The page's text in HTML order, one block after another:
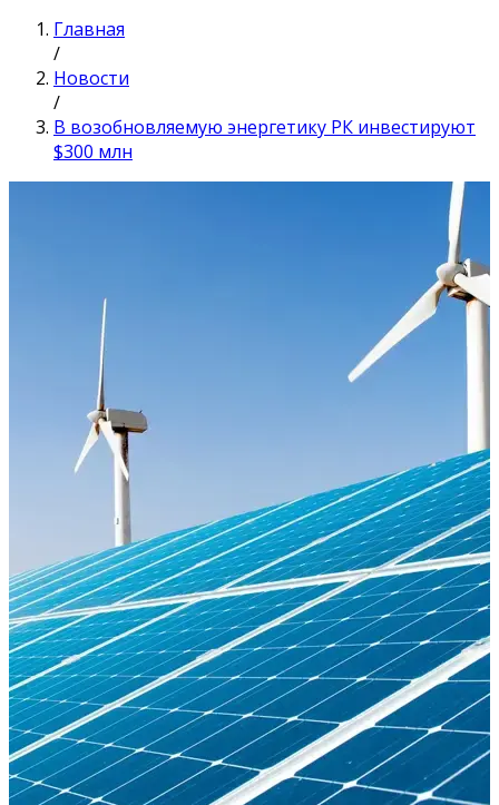
Главная
/
Новости
/
В возобновляемую энергетику РК инвестируют
$300 млн